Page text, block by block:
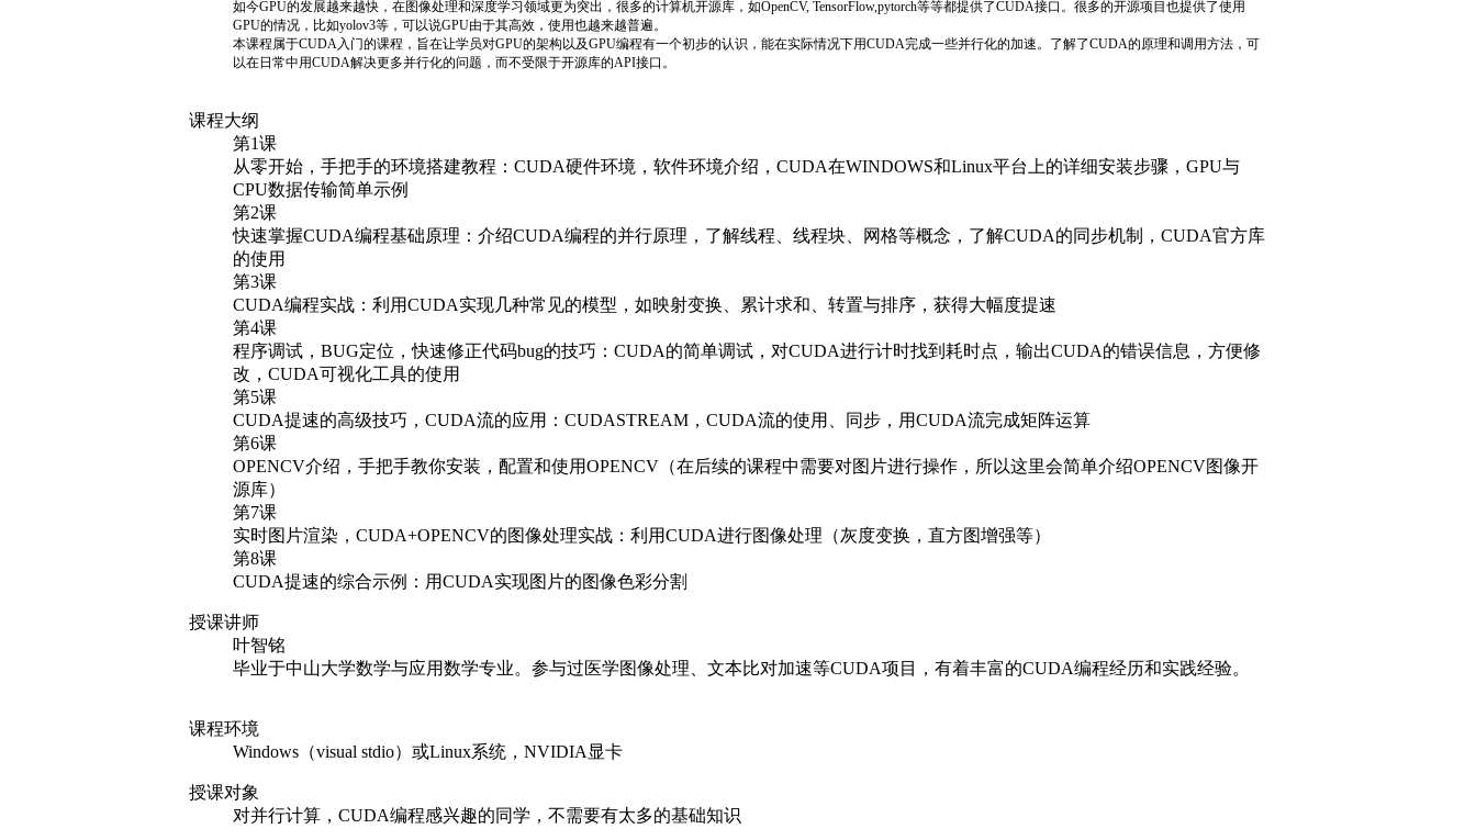
快速掌握CUDA编程基础原理：介绍CUDA编程的并行原理，了解线程、线程块、网格等概念，了解CUDA的同步机制，CUDA官方库
的使用
第3课
第4课
程序调试，BUG定位，快速修正代码bug的技巧：CUDA的简单调试，对CUDA进行计时找到耗时点，输出CUDA的错误信息，方便修
改，CUDA可视化工具的使用
第5课
CUDA提速的高级技巧，CUDA流的应用：CUDASTREAM，CUDA流的使用、同步，用CUDA流完成矩阵运算
第6课
OPENCV介绍，手把手教你安装，配置和使用OPENCV（在后续的课程中需要对图片进行操作，所以这里会简单介绍OPENCV图像开
源库）
第7课
实时图片渲染，CUDA+OPENCV的图像处理实战：利用CUDA进行图像处理（灰度变换，直方图增强等）
第8课
CUDA提速的综合示例：用CUDA实现图片的图像色彩分割
授课讲师
叶智铭
毕业于中山大学数学与应用数学专业。参与过医学图像处理、文本比对加速等CUDA项目，有着丰富的CUDA编程经历和实践经验。
课程环境
Windows（visual stdio）或Linux系统，NVIDIA显卡
授课对象
对并行计算，CUDA编程感兴趣的同学，不需要有太多的基础知识
收获预期
具备GPU和CUDA编程能力，能够分清适合用CUDA加速的场景，对实际应用中的场景也能使用CUDA进行加速
学费：400元（固定学费：300元 + 逆向学费：100元）
新颖的课程收费形式：“逆向收费”约等于免费学习，课程收取300元固定收费 + 100元逆向学费，学习圆满则全额奖励返还给学员！
特别说明如下
本门课程本来打算完全免费，某位大神曾经说过“成功就是正确的方向再加上适度的压力”。考虑到讲师本身要付出巨大的劳动，为了